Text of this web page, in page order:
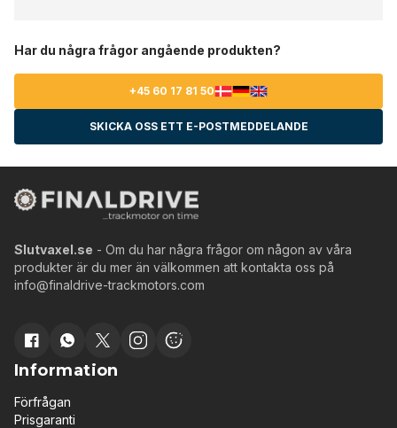
Har du några frågor angående produkten?
+45 60 17 81 50
SKICKA OSS ETT E-POSTMEDDELANDE
Slutvaxel.se - Om du har några frågor om någon av våra
produkter är du mer än välkommen att kontakta oss på
info@finaldrive-trackmotors.com
Information
Förfrågan
Prisgaranti